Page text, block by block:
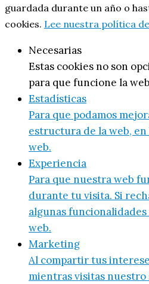
guardada durante un año o
cookies. Lee nuestra política
Necesarias
Estas cookies no son
para que funcione la
Estadísticas
Para que podamos
estructura de la web, en
web.
Experiencia
Para que nuestra web
durante tu visita. Si
algunas
web.
Marketing
Al compartir tus
mientras visitas nuestro